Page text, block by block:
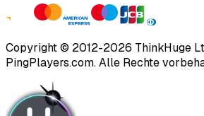
Copyright © 2012-2026 ThinkHuge
PingPlayers.com.Alle Rechte